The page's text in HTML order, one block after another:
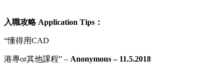
入職攻略 Application Tips ：
“懂得用CAD
港專or其他課程” – Anonymous – 11.5.2018